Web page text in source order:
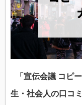
「宣伝会議 コピ
生・社会人の口コ